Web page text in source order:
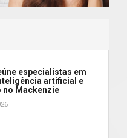
especialistas em
artificial e
no Mackenzie